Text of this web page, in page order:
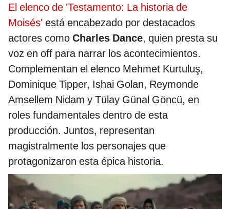
El elenco de 'Testamento: La historia de
Moisés' está encabezado por destacados
actores como Charles Dance, quien presta su
voz en off para narrar los acontecimientos.
Complementan el elenco Mehmet Kurtuluş,
Dominique Tipper, Ishai Golan, Reymonde
Amsellem Nidam y Tülay Günal Göncü, en
roles fundamentales dentro de esta
producción. Juntos, representan
magistralmente los personajes que
protagonizaron esta épica historia.